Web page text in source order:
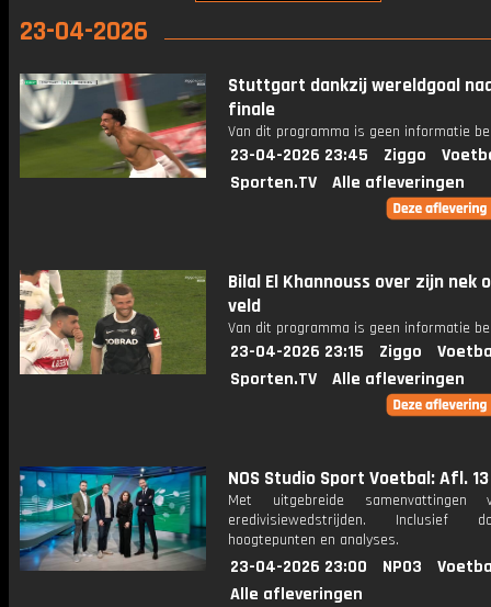
23-04-2026
Stuttgart dankzij wereldgoal
finale
Van dit programma is geen informatie
23-04-2026 23:45 Ziggo
Sporten.TV
Alle afleveringen
Bilal El Khannouss over zijn nek
veld
Van dit programma is geen informatie
23-04-2026 23:15 Ziggo
Sporten.TV
Alle afleveringen
NOS Studio Sport Voetbal: Afl. 13
Met uitgebreide samenvattingen
eredivisiewedstrijden. Inclusief
hoogtepunten en analyses.
23-04-2026 23:00 NPO3
Alle afleveringen